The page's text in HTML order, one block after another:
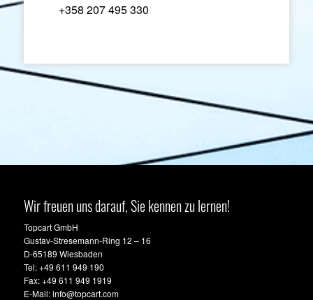
+358 207 495 330
Wir freuen uns darauf, Sie kennen zu lernen!
Topcart GmbH
Gustav-Stresemann-Ring 12 – 16
D-65189 Wiesbaden
Tel: +49 611 949 190
Fax: +49 611 949 1919
E-Mail: info@topcart.com